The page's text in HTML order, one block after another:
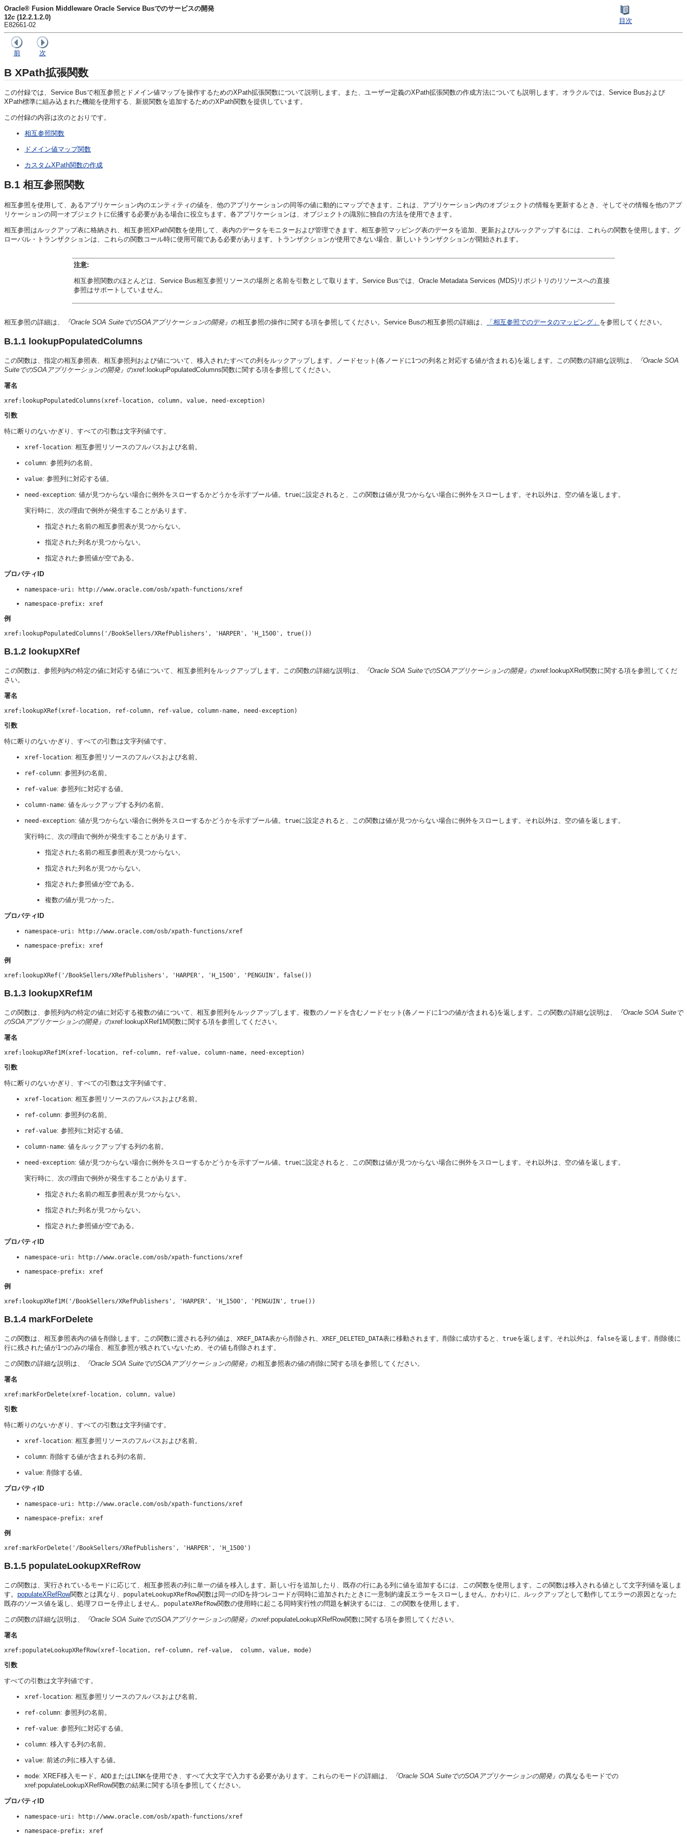
Oracle® Fusion Middleware Oracle Service Busでのサービスの開発
12c (12.2.1.2.0)
E82661-02
目次
前 次
B XPath拡張関数
この付録では、Service Busで相互参照とドメイン値マップを操作するためのXPath拡張関数について説明します。また、ユーザー定義のXPath拡張関数の作成方法についても説明します。オラクルでは、Service Busおよび
XPath標準に組み込まれた機能を使用する、新規関数を追加するためのXPath関数を提供しています。
この付録の内容は次のとおりです。
相互参照関数
ドメイン値マップ関数
カスタムXPath関数の作成
B.1 相互参照関数
相互参照を使用して、あるアプリケーション内のエンティティの値を、他のアプリケーションの同等の値に動的にマップできます。これは、アプリケーション内のオブジェクトの情報を更新するとき、そしてその情報を他のアプ
リケーションの同一オブジェクトに伝播する必要がある場合に役立ちます。各アプリケーションは、オブジェクトの識別に独自の方法を使用できます。
相互参照はルックアップ表に格納され、相互参照XPath関数を使用して、表内のデータをモニターおよび管理できます。相互参照マッピング表のデータを追加、更新およびルックアップするには、これらの関数を使用します。グ
ローバル・トランザクションは、これらの関数コール時に使用可能である必要があります。トランザクションが使用できない場合、新しいトランザクションが開始されます。
注意:
相互参照関数のほとんどは、Service Bus相互参照リソースの場所と名前を引数として取ります。Service Busでは、Oracle Metadata Services (MDS)リポジトリのリソースへの直接
参照はサポートしていません。
相互参照の詳細は、 『Oracle SOA SuiteでのSOAアプリケーションの開発』 の相互参照の操作に関する項を参照してください。Service Busの相互参照の詳細は、 「相互参照でのデータのマッピング」 を参照してください。
B.1.1 lookupPopulatedColumns
この関数は、指定の相互参照表、相互参照列および値について、移入されたすべての列をルックアップします。ノードセット(各ノードに1つの列名と対応する値が含まれる)を返します。この関数の詳細な説明は、
『Oracle SOA
SuiteでのSOAアプリケーションの開発』 のxref:lookupPopulatedColumns関数に関する項を参照してください。
署名
引数
特に断りのないかぎり、すべての引数は文字列値です。
xref-location: 相互参照リソースのフルパスおよび名前。
column: 参照列の名前。
value: 参照列に対応する値。
need-exception: 値が見つからない場合に例外をスローするかどうかを示すブール値。 trueに設定されると、この関数は値が見つからない場合に例外をスローします。それ以外は、空の値を返します。
実行時に、次の理由で例外が発生することがあります。
指定された名前の相互参照表が見つからない。
指定された列名が見つからない。
指定された参照値が空である。
プロパティID
namespace-uri: http://www.oracle.com/osb/xpath-functions/xref
namespace-prefix: xref
例
B.1.2 lookupXRef
この関数は、参照列内の特定の値に対応する値について、相互参照列をルックアップします。この関数の詳細な説明は、 『Oracle SOA SuiteでのSOAアプリケーションの開発』 のxref:lookupXRef関数に関する項を参照してくだ
さい。
署名
引数
特に断りのないかぎり、すべての引数は文字列値です。
xref-location: 相互参照リソースのフルパスおよび名前。
ref-column: 参照列の名前。
ref-value: 参照列に対応する値。
column-name: 値をルックアップする列の名前。
need-exception: 値が見つからない場合に例外をスローするかどうかを示すブール値。 trueに設定されると、この関数は値が見つからない場合に例外をスローします。それ以外は、空の値を返します。
実行時に、次の理由で例外が発生することがあります。
指定された名前の相互参照表が見つからない。
指定された列名が見つからない。
指定された参照値が空である。
複数の値が見つかった。
プロパティID
namespace-uri: http://www.oracle.com/osb/xpath-functions/xref
namespace-prefix: xref
例
B.1.3 lookupXRef1M
この関数は、参照列内の特定の値に対応する複数の値について、相互参照列をルックアップします。複数のノードを含むノードセット(各ノードに1つの値が含まれる)を返します。この関数の詳細な説明は、
『Oracle SOA Suiteで
のSOAアプリケーションの開発』 のxref:lookupXRef1M関数に関する項を参照してください。
署名
引数
特に断りのないかぎり、すべての引数は文字列値です。
xref-location: 相互参照リソースのフルパスおよび名前。
ref-column: 参照列の名前。
ref-value: 参照列に対応する値。
column-name: 値をルックアップする列の名前。
need-exception: 値が見つからない場合に例外をスローするかどうかを示すブール値。 trueに設定されると、この関数は値が見つからない場合に例外をスローします。それ以外は、空の値を返します。
実行時に、次の理由で例外が発生することがあります。
指定された名前の相互参照表が見つからない。
指定された列名が見つからない。
指定された参照値が空である。
プロパティID
namespace-uri: http://www.oracle.com/osb/xpath-functions/xref
namespace-prefix: xref
例
B.1.4 markForDelete
この関数は、相互参照表内の値を削除します。この関数に渡される列の値は、 XREF_DATA表から削除され、 XREF_DELETED_DATA表に移動されます。削除に成功すると、 trueを返します。それ以外は、 falseを返します。削除後に
行に残された値が1つのみの場合、相互参照が残されていないため、その値も削除されます。
この関数の詳細な説明は、 『Oracle SOA SuiteでのSOAアプリケーションの開発』 の相互参照表の値の削除に関する項を参照してください。
署名
引数
特に断りのないかぎり、すべての引数は文字列値です。
xref-location: 相互参照リソースのフルパスおよび名前。
column: 削除する値が含まれる列の名前。
value: 削除する値。
プロパティID
namespace-uri: http://www.oracle.com/osb/xpath-functions/xref
namespace-prefix: xref
例
B.1.5 populateLookupXRefRow
この関数は、実行されているモードに応じて、相互参照表の列に単一の値を移入します。新しい行を追加したり、既存の行にある列に値を追加するには、この関数を使用します。この関数は移入される値として文字列値を返しま
す。 populateXRefRow関数とは異なり、 populateLookupXRefRow関数は同一のIDを持つレコードが同時に追加されたときに一意制約違反エラーをスローしません。かわりに、ルックアップとして動作してエラーの原因となった
既存のソース値を返し、処理フローを停止しません。
populateXRefRow関数の使用時に起こる同時実行性の問題を解決するには、この関数を使用します。
この関数の詳細な説明は、 『Oracle SOA SuiteでのSOAアプリケーションの開発』 のxref:populateLookupXRefRow関数に関する項を参照してください。
署名
引数
すべての引数は文字列値です。
xref-location: 相互参照リソースのフルパスおよび名前。
ref-column: 参照列の名前。
ref-value: 参照列に対応する値。
column: 移入する列の名前。
value: 前述の列に移入する値。
mode: XREF移入モード。 ADDまたは LINKを使用でき、すべて大文字で入力する必要があります。これらのモードの詳細は、 『Oracle SOA SuiteでのSOAアプリケーションの開発』 の異なるモードでの
xref:populateLookupXRefRow関数の結果に関する項を参照してください。
プロパティID
namespace-uri: http://www.oracle.com/osb/xpath-functions/xref
namespace-prefix: xref